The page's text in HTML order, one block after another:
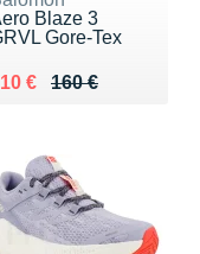
Blaze 3
Gore-Tex
160 €
lieu de 160 €
€ 110 €